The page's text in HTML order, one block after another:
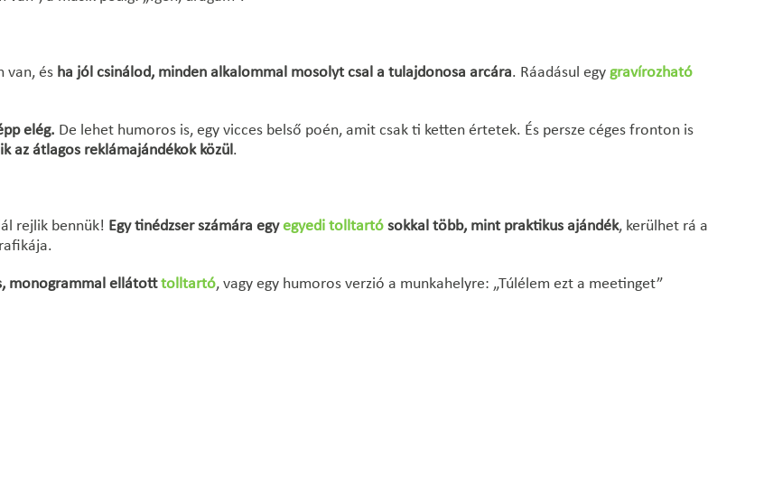
van, és ha jól csinálod, minden alkalommal mosolyt csal a tulajdonosa arcára. Ráadásul egy gravírozható
elég. De lehet humoros is, egy vicces belső poén, amit csak ti ketten értetek. És persze céges fronton is
az átlagos reklámajándékok közül.
rejlik bennük! Egy tinédzser számára egyegyedi tolltartó sokkal több, mint praktikus ajándék, kerülhet rá a
monogrammal ellátotttolltartó, vagy egy humoros verzió a munkahelyre: „Túlélem ezt a meetinget”